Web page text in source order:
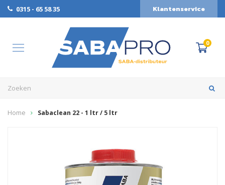
0315 - 65 58 35 Klantenservice
0
Home Sabaclean 22 - 1 ltr / 5 ltr